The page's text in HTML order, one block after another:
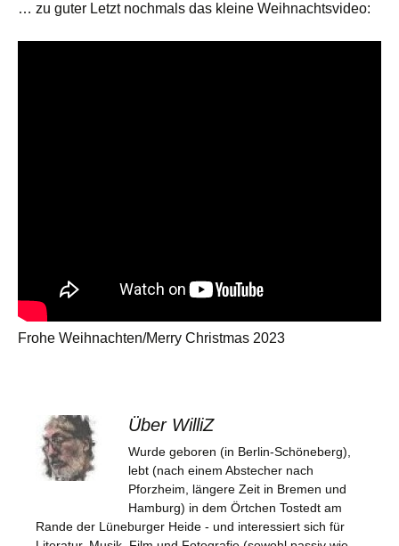
… zu guter Letzt nochmals das kleine Weihnachtsvideo:
Frohe Weihnachten/Merry Christmas 2023
Über WilliZ
Wurde geboren (in Berlin-Schöneberg),
lebt (nach einem Abstecher nach
Pforzheim, längere Zeit in Bremen und
Hamburg) in dem Örtchen Tostedt am
Rande der Lüneburger Heide - und interessiert sich für